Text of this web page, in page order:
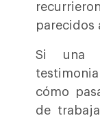
parecidos
Si una
cómo
de